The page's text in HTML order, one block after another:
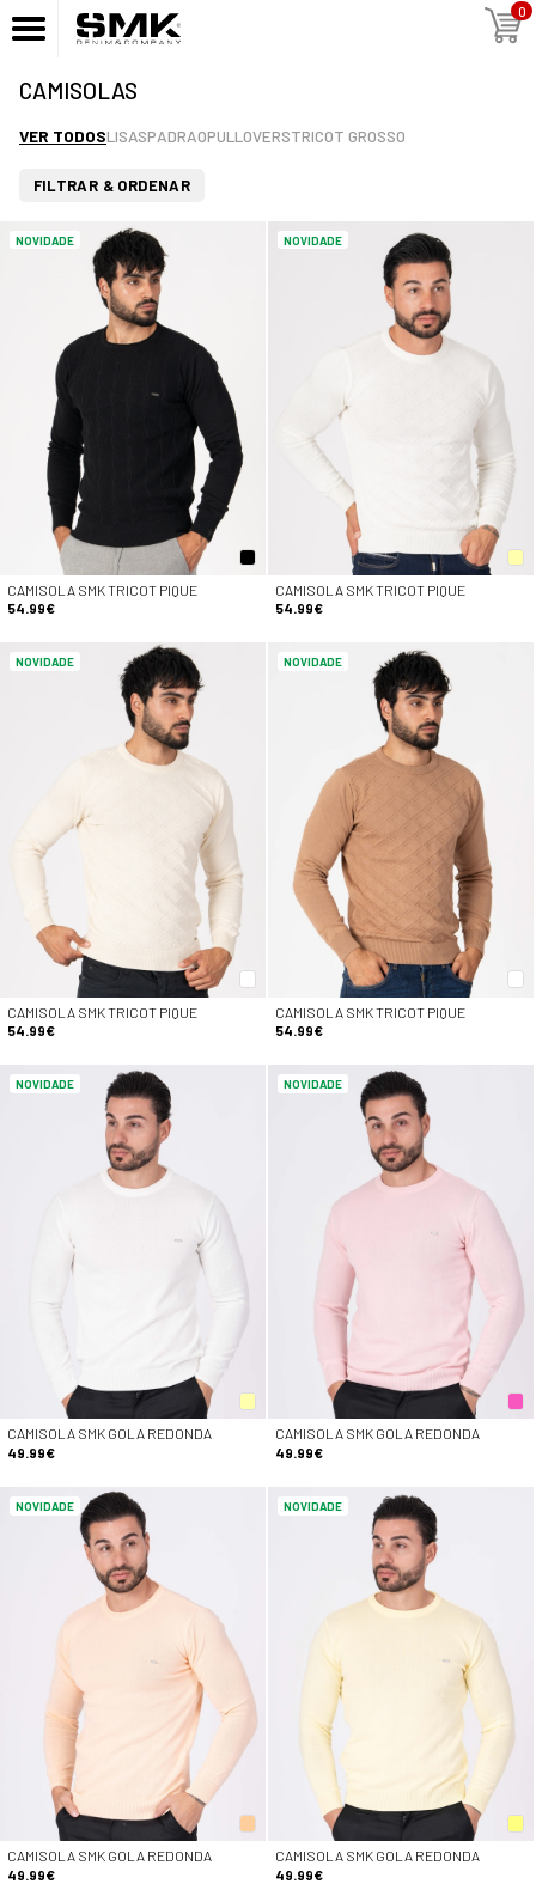
0
CAMISOLAS
VER TODOSLISASPADRAOPULLOVERSTRICOT GROSSO
FILTRAR & ORDENAR
NOVIDADE
CAMISOLA SMK TRICOT PIQUE
54.99€
NOVIDADE
CAMISOLA SMK TRICOT PIQUE
54.99€
NOVIDADE
CAMISOLA SMK TRICOT PIQUE
54.99€
NOVIDADE
CAMISOLA SMK TRICOT PIQUE
54.99€
NOVIDADE
CAMISOLA SMK GOLA REDONDA
49.99€
NOVIDADE
CAMISOLA SMK GOLA REDONDA
49.99€
NOVIDADE
CAMISOLA SMK GOLA REDONDA
49.99€
NOVIDADE
CAMISOLA SMK GOLA REDONDA
49.99€